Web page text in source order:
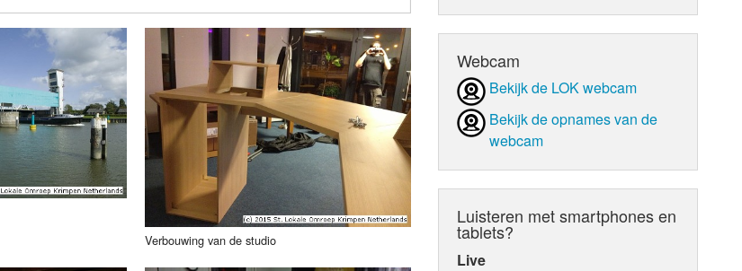
Programmabeleid Bepalend Orgaan
Weerman
Over Krimpen a/d IJssel
Verbouwing van de studio
Webcam
Bekijk de LOK webcam
Bekijk de opnames van de
webcam
Luisteren met smartphones en
tablets?
Live